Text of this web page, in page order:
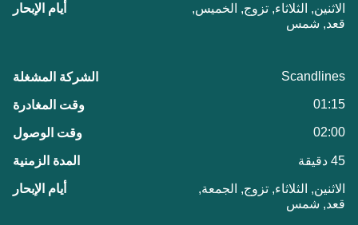
الاثنين, الثلاثاء, تزوج, الخميس,
قعد, شمس
Scandlines
01:15
02:00
45 دقيقة
الاثنين, الثلاثاء, تزوج, الجمعة,
قعد, شمس